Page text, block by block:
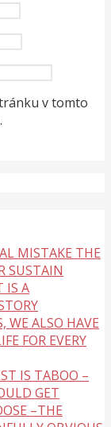
v tomto
MISTAKE THE
SUSTAIN
IS A
WE ALSO HAVE
FOR EVERY
IS TABOO –
GET
–THE